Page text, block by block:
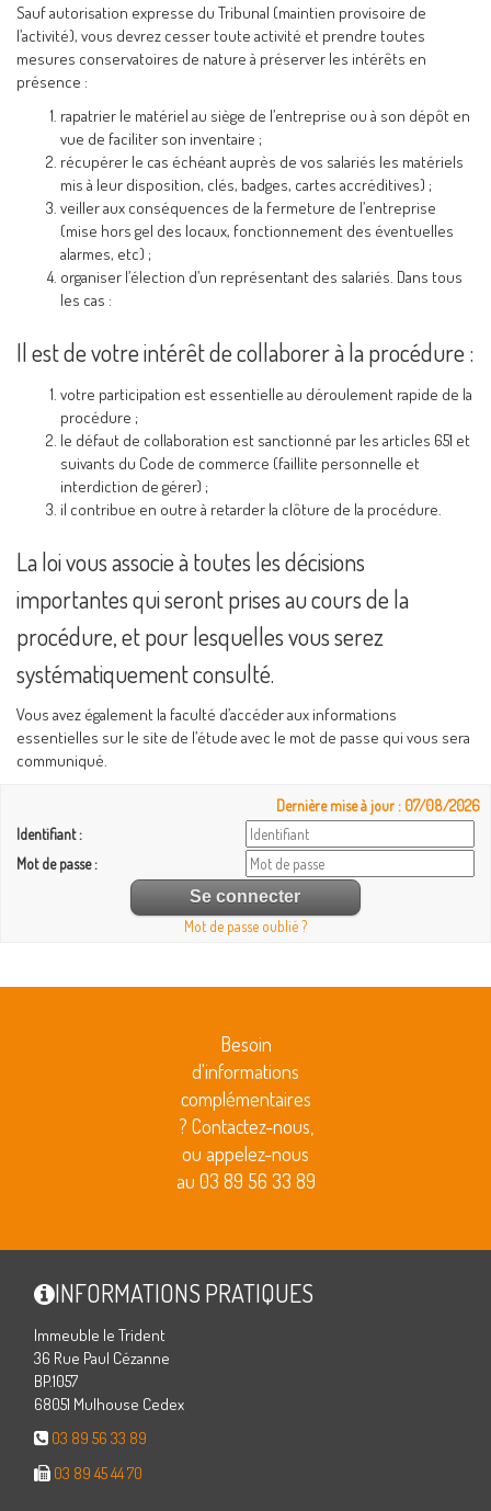
Sauf autorisation expresse du Tribunal (maintien provisoire de
l’activité), vous devrez cesser toute activité et prendre toutes
mesures conservatoires de nature à préserver les intérêts en
présence :
rapatrier le matériel au siège de l’entreprise ou à son dépôt en
vue de faciliter son inventaire ;
récupérer le cas échéant auprès de vos salariés les matériels
mis à leur disposition, clés, badges, cartes accréditives) ;
veiller aux conséquences de la fermeture de l’entreprise
(mise hors gel des locaux, fonctionnement des éventuelles
alarmes, etc) ;
organiser l’élection d’un représentant des salariés. Dans tous
les cas :
Il est de votre intérêt de collaborer à la procédure :
votre participation est essentielle au déroulement rapide de la
procédure ;
le défaut de collaboration est sanctionné par les articles 651 et
suivants du Code de commerce (faillite personnelle et
interdiction de gérer) ;
il contribue en outre à retarder la clôture de la procédure.
La loi vous associe à toutes les décisions
importantes qui seront prises au cours de la
procédure, et pour lesquelles vous serez
systématiquement consulté.
Vous avez également la faculté d’accéder aux informations
essentielles sur le site de l’étude avec le mot de passe qui vous sera
communiqué.
Dernière mise à jour : 07/08/2026
Identifiant :
Mot de passe :
Mot de passe oublié ?
Besoin
d'informations
complémentaires
? Contactez-nous,
ou appelez-nous
au 03 89 56 33 89
INFORMATIONS PRATIQUES
Immeuble le Trident
36 Rue Paul Cézanne
BP.1057
68051 Mulhouse Cedex
03 89 56 33 89
03 89 45 44 70